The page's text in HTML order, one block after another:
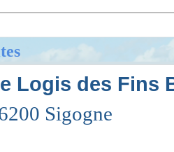
Logis des Fins
Sigogne